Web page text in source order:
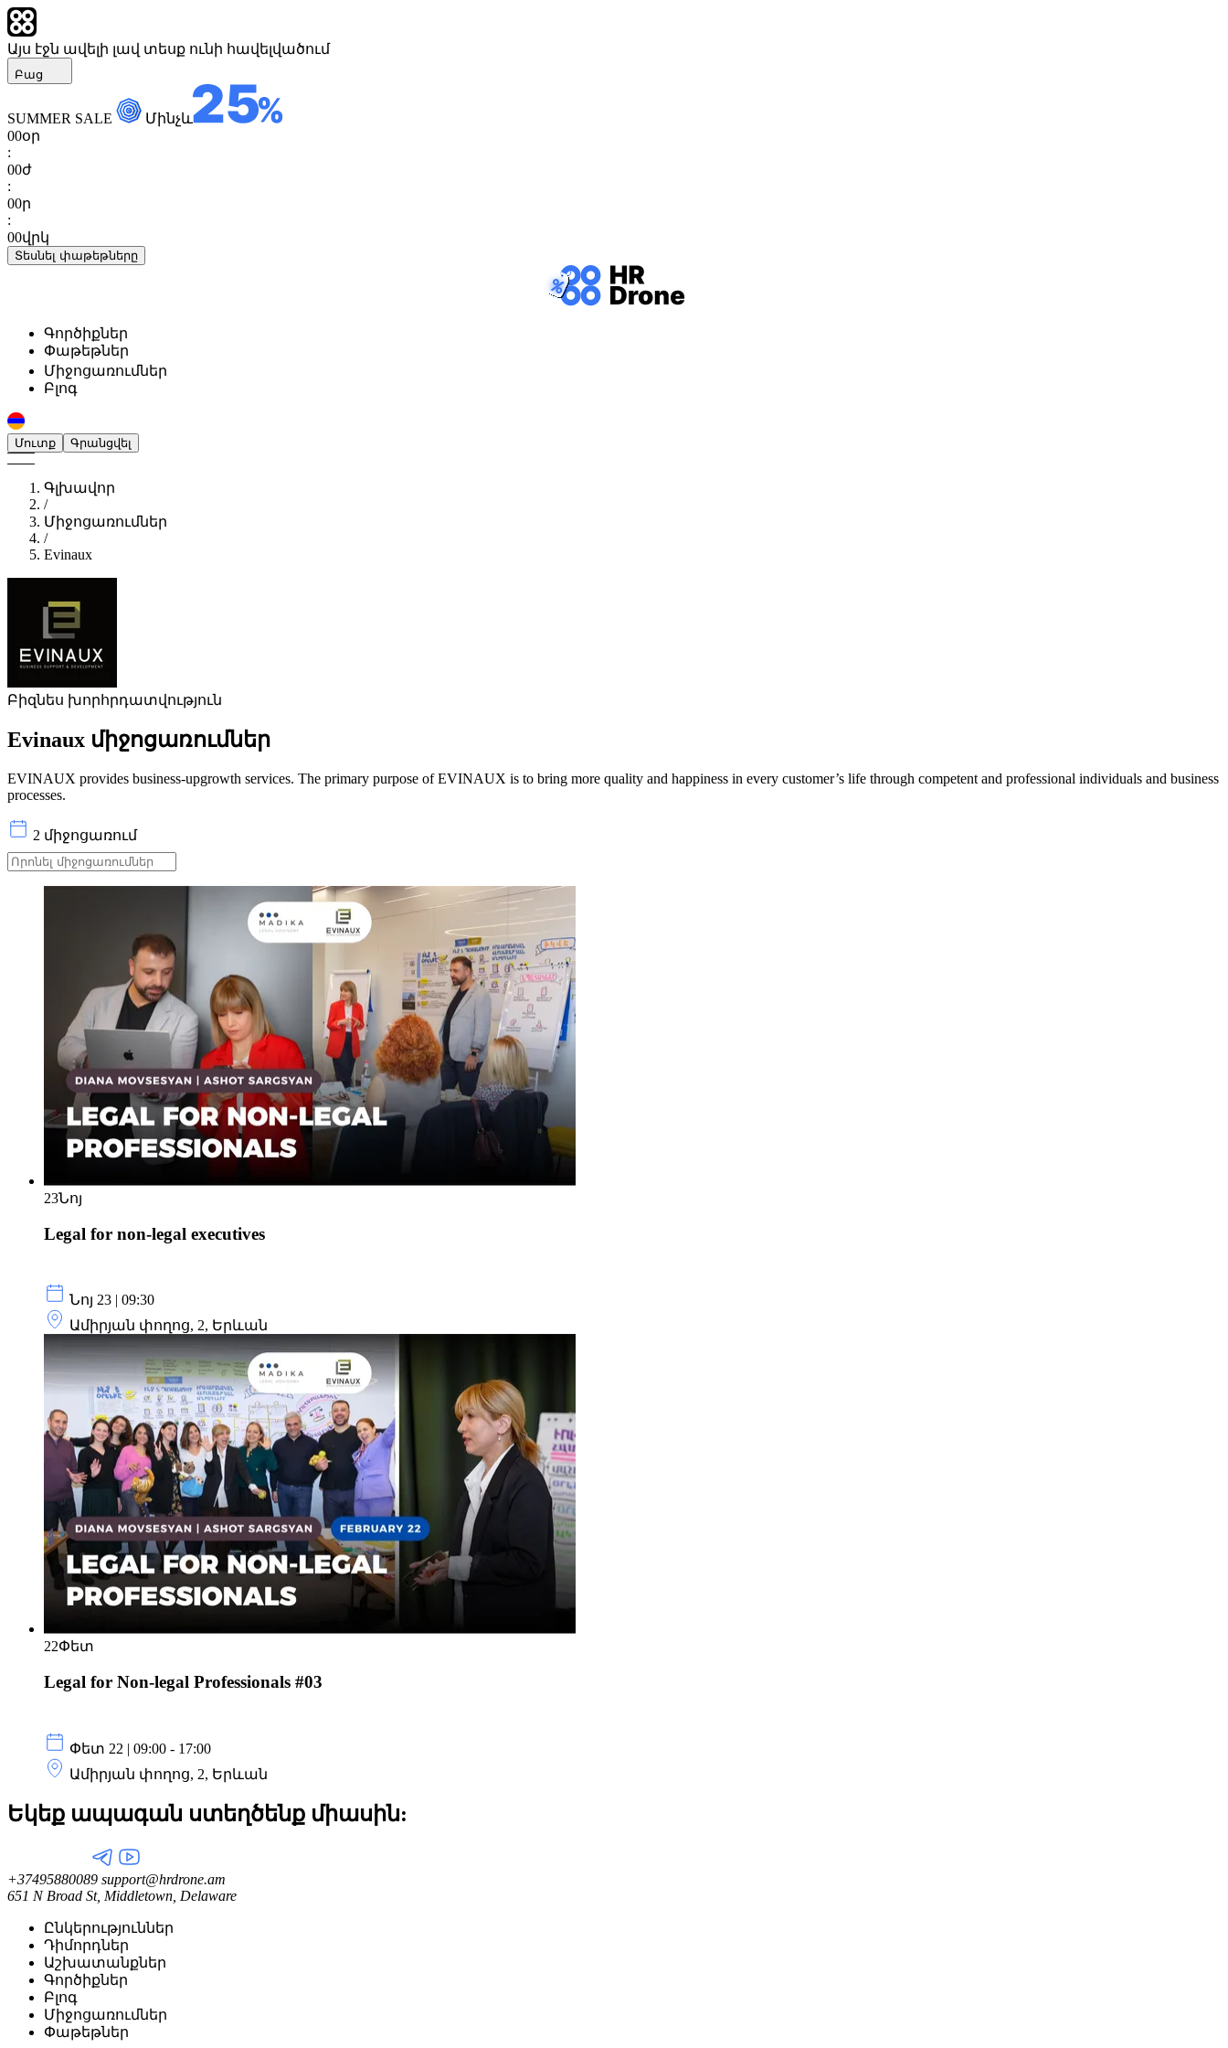
Այս էջն ավելի լավ տեսք ունի հավելվածում
Բաց
SUMMER SALE
Մինչև
00օր
:
00ժ
:
00ր
:
00վրկ
Տեսնել փաթեթները
Գործիքներ
Փաթեթներ
Միջոցառումներ
Բլոգ
Մուտք Գրանցվել
Գլխավոր
/
Միջոցառումներ
/
Evinaux
Բիզնես խորհրդատվություն
Evinaux միջոցառումներ
EVINAUX provides business-upgrowth services. The primary purpose of EVINAUX is to bring more quality and happiness in every customer’s life through competent and professional individuals and business
processes.
2 միջոցառում
23Նոյ
Legal for non-legal executives
Նոյ 23 | 09:30
Ամիրյան փողոց, 2, Երևան
22Փետ
Legal for Non-legal Professionals #03
Փետ 22 | 09:00 - 17:00
Ամիրյան փողոց, 2, Երևան
Եկեք ապագան ստեղծենք միասին:
+37495880089 support@hrdrone.am
651 N Broad St, Middletown, Delaware
Ընկերություններ
Դիմորդներ
Աշխատանքներ
Գործիքներ
Բլոգ
Միջոցառումներ
Փաթեթներ